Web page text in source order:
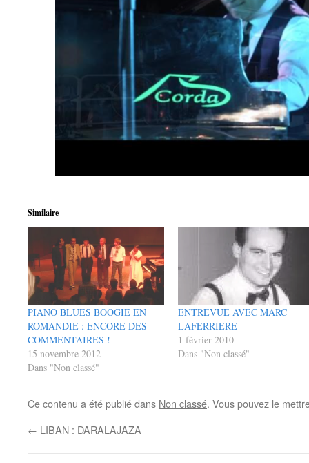
Similaire
PIANO BLUES BOOGIE EN
ROMANDIE : ENCORE DES
COMMENTAIRES !
15 novembre 2012
Dans "Non classé"
ENTREVUE AVEC MARC
LAFERRIERE
1 février 2010
Dans "Non classé"
Ce contenu a été publié dans Non classé. Vous pouvez le
← LIBAN : DARALAJAZA